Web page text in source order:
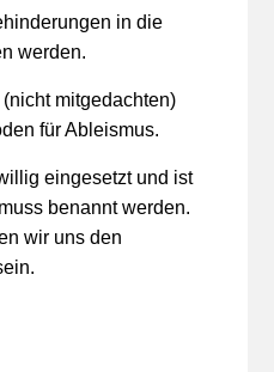
in die
werden.
mitgedachten)
für Ableismus.
eingesetzt und ist
benannt werden.
wir uns den